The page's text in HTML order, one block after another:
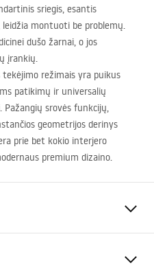
sriegis, esantis
leidžia montuoti be problemų.
dušo žarnai, o jos
įrankių.
režimais yra puikus
patikimų ir universalių
Pažangių srovės funkcijų,
geometrijos derinys
prie bet kokio interjero
premium dizaino.